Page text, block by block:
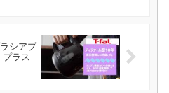
シアプ
ラス